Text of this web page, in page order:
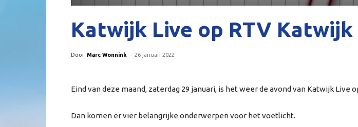
Katwijk Live op RTV Katwijk
Door Marc Wonnink - 26 januari 2022
Eind van deze maand, zaterdag 29 januari, is het weer de avond van Katwijk Live
Dan komen er vier belangrijke onderwerpen voor het voetlicht.